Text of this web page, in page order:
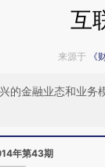
互
来源于 《
的金融业态和业务
年第43期